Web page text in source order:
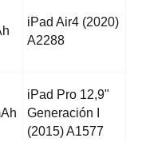
iPad Air4 (2020)
A2288
iPad Pro 12,9"
Generación I
(2015) A1577